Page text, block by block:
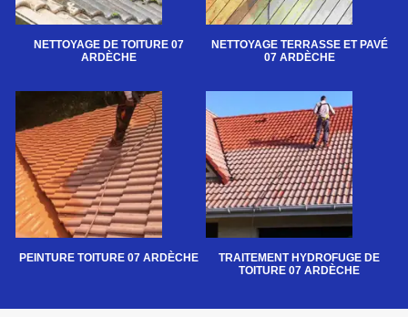
NETTOYAGE DE TOITURE 07
ARDÈCHE
NETTOYAGE TERRASSE ET PAVÉ
07 ARDÈCHE
PEINTURE TOITURE 07 ARDÈCHE
TRAITEMENT HYDROFUGE DE
TOITURE 07 ARDÈCHE